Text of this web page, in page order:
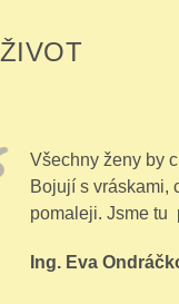
Všechny ženy by
Bojují s vráskami,
pomaleji. Jsme tu
Ing. Eva